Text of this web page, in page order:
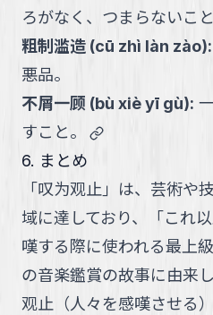
ろがなく、つまらないこと
粗制滥造 (cū zhì làn zào):
悪品。
不屑一顾 (bù xiè yī gù):
すこと。
link
6. まとめ
「叹为观止」は、芸術や
域に達しており、「これ
嘆する際に使われる最上
の音楽鑑賞の故事に由来
观止（人々を感嘆させる